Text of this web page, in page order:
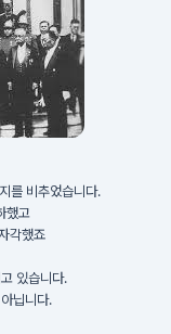
를 비추었습니다.
했고
각했죠
있습니다.
닙니다.